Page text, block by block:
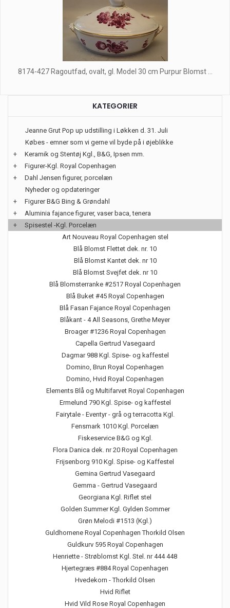
8174-427 Ragoutfad, ovalt, gl. Model 30 cm Purpur Blomst ...
KATEGORIER
Jeanne Grut Pop up udstilling i Løkken d. 31. Juli
Købes - emner som vi gerne vil byde på i øjeblikke
+
Keramik og Stentøj Kgl., B&G, Ipsen mm.
+
Figurer-Kgl. Royal Copenhagen
+
Dahl Jensen figurer, porcelæn
Nyheder og opdateringer
+
Figurer B&G Bing & Grøndahl
+
Aluminia fajance figurer, vaser baca, tenera
+
Spisestel -Kgl. Porcelæn
Art Nouveau Royal Copenhagen stel
Blå Blomst Flettet dek. nr. 10
Blå Blomst Kantet dek. nr 10
Blå Blomst Svejfet dek. nr 10
Blå Blomsterranke #2517 Royal Copenhagen
Blå Buket #45 Royal Copenhagen
Blå Fasan Fajance Royal Copenhagen
Blåkant - 4 All Seasons, Grethe Meyer
Broager #1236 Royal Copenhagen
Capella Gertrud Vasegaard
Dagmar 988 Kgl. Spise- og kaffestel
Domino, Brun Royal Copenhagen
Domino, Hvid Royal Copenhagen
Elements Blå og Multifarvet Royal Copenhagen
Ermelund 790 Kgl. Spise- og kaffestel
Fairytale - Eventyr - grå og terracotta Kgl.
Fensmark 1010 Kgl. Porcelæn
Fiskeservice B&G og Kgl.
Flora Danica dek. nr 20 Royal Copenhagen
Frijsenborg 910 Kgl. Spise- og Kaffestel
Gemina Gertrud Vasegaard
Gemma - Gertrud Vasegaard
Georgiana Kgl. Riflet stel
Golden Summer Kgl. Gylden Sommer
Grøn Melodi #1513 (Kgl.)
Guldhornene Royal Copenhagen Thorkild Olsen
Guldkurv 595 Royal Copenhagen
Henriette - Strøblomst Kgl. Stel. nr 444 448
Hjertegræs #884 Royal Copenhagen
Hvedekorn - Thorkild Olsen
Hvid Riflet
Hvid Vild Rose Royal Copenhagen